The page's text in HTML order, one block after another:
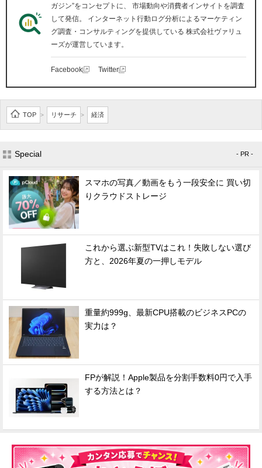
ガジン”をコンセプトに、 市場動向や消費者インサイトを調査
して発信。 インターネット行動ログ分析によるマーケティン
グ調査・コンサルティングを提供している 株式会社ヴァリュ
ーズが運営しています。
Facebook Twitter
TOP > リサーチ > 経済
Special - PR -
スマホの写真／動画をもう一段安全に 買い切
りクラウドストレージ
これから選ぶ新型TVはこれ！失敗しない選び
方と、2026年夏の一押しモデル
重量約999g、最新CPU搭載のビジネスPCの
実力は？
FPが解説！Apple製品を分割手数料0円で入手
する方法とは？